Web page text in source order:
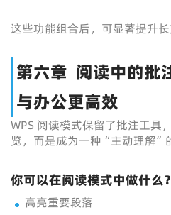
这些功能组合后，可显著提升长
第六章 阅读中的批
与办公更高效
WPS 阅读模式保留了批注工具
览，而是成为一种“主动理解”
你可以在阅读模式中做什么？
高亮重要段落